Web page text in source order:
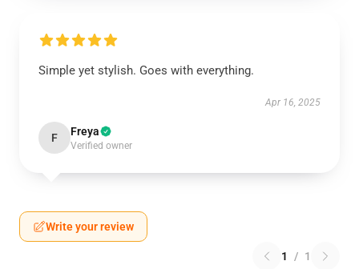
Simple yet stylish. Goes with everything.
Apr 16, 2025
F Freya
Verified owner
Write your review
1 / 1